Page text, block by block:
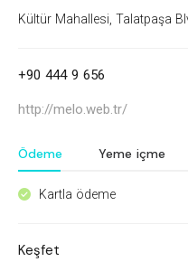
Kültür Mahallesi, Talatpaşa
+90 444 9 656
http://melo.web.tr/
Ödeme Yeme içme
^ Kartla ödeme
Keşfet